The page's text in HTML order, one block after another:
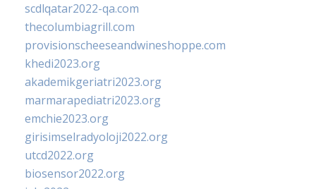
scdlqatar2022-qa.com
thecolumbiagrill.com
provisionscheeseandwineshoppe.com
khedi2023.org
akademikgeriatri2023.org
marmarapediatri2023.org
emchie2023.org
girisimselradyoloji2022.org
utcd2022.org
biosensor2022.org